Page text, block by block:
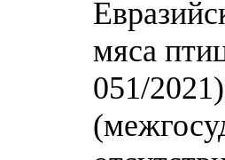
мяса
051/